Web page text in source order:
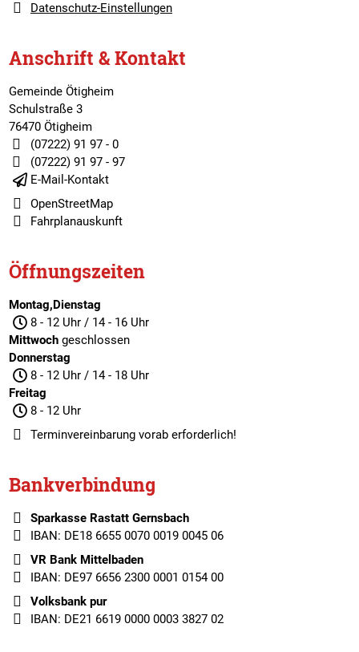
Datenschutz-Einstellungen
Anschrift & Kontakt
Gemeinde Ötigheim
Schulstraße 3
76470 Ötigheim
(07222) 91 97 - 0
(07222) 91 97 - 97
E-Mail-Kontakt
OpenStreetMap
Fahrplanauskunft
Öffnungszeiten
Montag,Dienstag
8 - 12 Uhr / 14 - 16 Uhr
Mittwochgeschlossen
Donnerstag
8 - 12 Uhr / 14 - 18 Uhr
Freitag
8 - 12 Uhr
Terminvereinbarungvorab erforderlich!
Bankverbindung
Sparkasse Rastatt Gernsbach
IBAN: DE18 6655 0070 0019 0045 06
VR Bank Mittelbaden
IBAN: DE97 6656 2300 0001 0154 00
Volksbank pur
IBAN: DE21 6619 0000 0003 3827 02